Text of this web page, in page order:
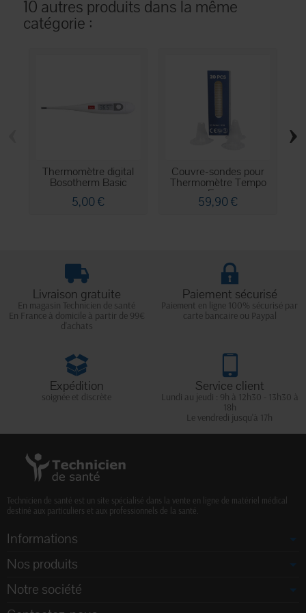
10 autres produits dans la même
catégorie :
Thermomètre digital
Bosotherm Basic
5,00 €
Couvre-sondes pour
Thermomètre Tempo
Ear...
59,90 €
›
Livraison gratuite
En magasin Technicien de santé
En France à domicile à partir de 99€
d'achats
Paiement sécurisé
Paiement en ligne 100% sécurisé par
carte bancaire ou Paypal
Expédition
soignée et discrète
Service client
Lundi au jeudi : 9h à 12h30 - 13h30 à
18h
Le vendredi jusqu'à 17h
Technicien de santé est un site spécialisé dans la vente en ligne de matériel médical
destiné aux particuliers et aux professionnels de la santé.
Informations
Nos produits
Notre société